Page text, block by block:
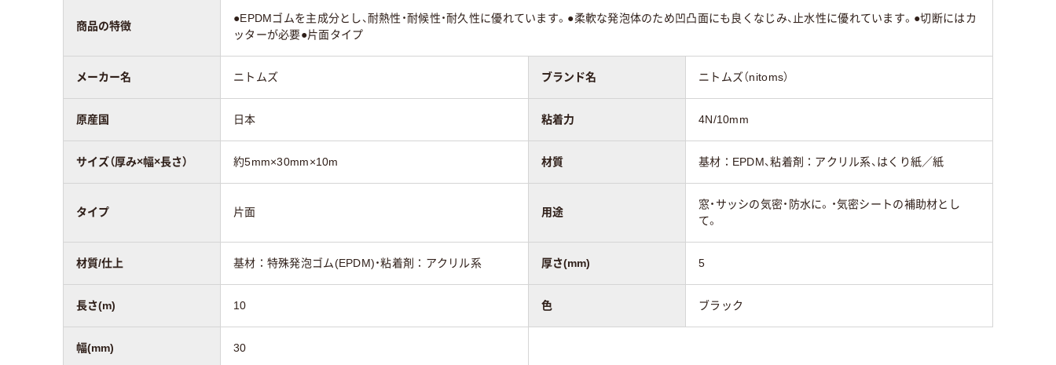
商品の特徴
●EPDMゴムを主成分とし、耐熱性・耐候性・耐久性に優れています。●柔軟な発泡体のため凹凸面にも良くなじみ、止水性に優れています。●切断にはカ
ッターが必要●片面タイプ
メーカー名 ニトムズ ブランド名 ニトムズ（nitoms）
原産国 日本 粘着力 4N/10mm
サイズ（厚み×幅×長さ） 約5mm×30mm×10m 材質 基材：EPDM、粘着剤：アクリル系、はくり紙／紙
タイプ 片面 用途
窓・サッシの気密・防水に。・気密シートの補助材とし
て。
材質/仕上 基材：特殊発泡ゴム(EPDM)・粘着剤：アクリル系 厚さ(mm) 5
長さ(m) 10 色 ブラック
幅(mm) 30